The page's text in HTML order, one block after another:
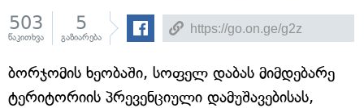
503
წაკითხვა
5
გაზიარება
ბორჯომის ხეობაში, სოფელ დაბას მიმდებარე
ტერიტორიის პრევენციული დამუშავებისას,